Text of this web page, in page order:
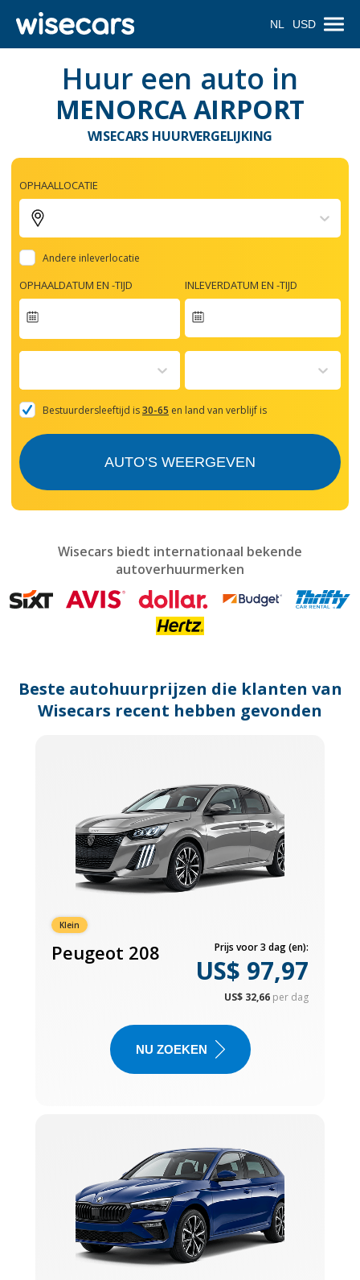
NL USD
Huur een auto in
MENORCA AIRPORT
WISECARS HUURVERGELIJKING
OPHAALLOCATIE
Andere inleverlocatie
OPHAALDATUM EN -TIJD
forward
with
the
and
mark
get
the
dates.
INLEVERDATUM EN -TIJD
Bestuurdersleeftijd is30-65 en land van verblijf is
AUTO’S WEERGEVEN
Wisecars biedt internationaal bekende
autoverhuurmerken
Beste autohuurprijzen die klanten van
Wisecars recent hebben gevonden
Klein
Peugeot 208 Prijs voor 3 dag (en):
US$ 97,97
US$ 32,66 per dag
NU ZOEKEN